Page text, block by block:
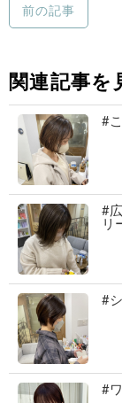
前の記事
関連記事を
#
#
リ
#
#